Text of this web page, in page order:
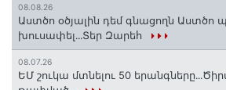
08.08.26
Աստծո օծյալին դեմ գնացողն Աստծո
խուսափել․․․Տեր Զարեհ
08.07.26
ԵՄ շուկա մտնելու 50